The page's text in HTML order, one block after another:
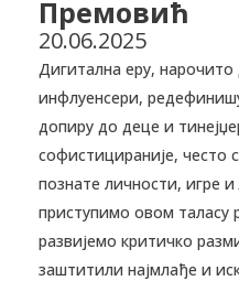
Премовић
20.06.2025
Дигитална еру,
инфлуенсери,
допиру до деце и
софистицираније, често
познате личности, игре и
приступимо овом таласу
развијемо критичко
заштитили најмлађе и